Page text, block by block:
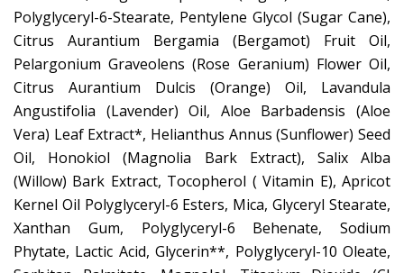
Polyglyceryl-6-Stearate, Pentylene Glycol (Sugar Cane),
Citrus Aurantium Bergamia (Bergamot) Fruit Oil,
Pelargonium Graveolens (Rose Geranium) Flower Oil,
Citrus Aurantium Dulcis (Orange) Oil, Lavandula
Angustifolia (Lavender) Oil, Aloe Barbadensis (Aloe
Vera) Leaf Extract*, Helianthus Annus (Sunflower) Seed
Oil, Honokiol (Magnolia Bark Extract), Salix Alba
(Willow) Bark Extract, Tocopherol ( Vitamin E), Apricot
Kernel Oil Polyglyceryl-6 Esters, Mica, Glyceryl Stearate,
Xanthan Gum, Polyglyceryl-6 Behenate, Sodium
Phytate, Lactic Acid, Glycerin**, Polyglyceryl-10 Oleate,